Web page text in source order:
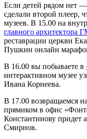
Если детей рядом нет
сделали второй плеер,
музеев. В 15.00 на
главного архитектора
реставрации церкви
Пушкин онлайн марафон
В 16.00 вы побываете в
интерактивном музее
Ивана Корнеева.
В 17.00 возвращаемся
прямиком в офис
Константинову придет
Смирнов.